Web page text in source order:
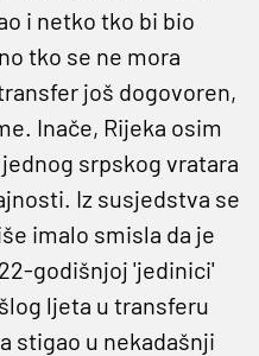
i netko tko bi bio
tko se ne mora
još dogovoren,
Inače, Rijeka osim
srpskog vratara
Iz susjedstva se
imalo smisla da je
godišnjoj 'jedinici'
ljeta u transferu
stigao u nekadašnji